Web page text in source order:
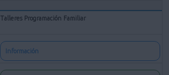
Talleres Programación Familiar
Información